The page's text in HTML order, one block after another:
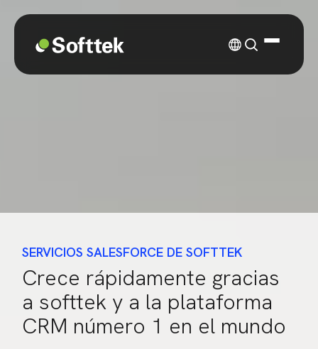
SERVICIOS SALESFORCE DE SOFTTEK
Crece rápidamente gracias
a softtek y a la plataforma
CRM número 1 en el mundo